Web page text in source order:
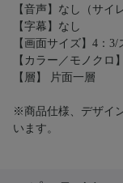
【音声】なし（サイ
【字幕】なし
【画面サイズ】4：
【カラー／モノクロ
【層】 片面一層
※商品仕様、デザイ
います。